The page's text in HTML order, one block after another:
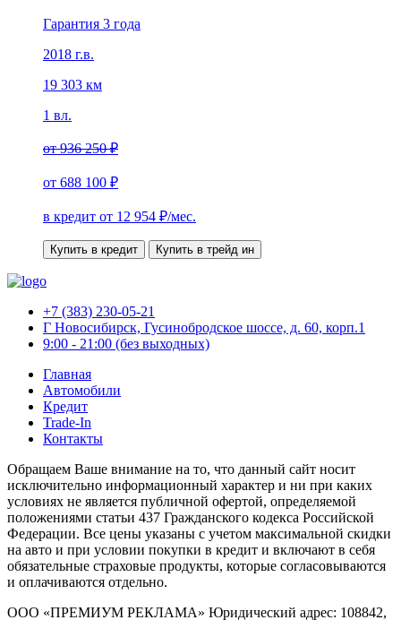
Гарантия 3 года
2018 г.в.
19 303 км
1 вл.
от936 250 ₽
от 688 100 ₽
в кредит от 12 954 ₽/мес.
Купить в кредит Купить в трейд ин
+7 (383) 230-05-21
Г Новосибирск, Гусинобродское шоссе, д. 60, корп.1
9:00 - 21:00 (без выходных)
Главная
Автомобили
Кредит
Trade-In
Контакты
Обращаем Ваше внимание на то, что данный сайт носит
исключительно информационный характер и ни при каких
условиях не является публичной офертой, определяемой
положениями статьи 437 Гражданского кодекса Российской
Федерации. Все цены указаны с учетом максимальной скидки
на авто и при условии покупки в кредит и включают в себя
обязательные страховые продукты, которые согласовываются
и оплачиваются отдельно.
ООО «ПРЕМИУМ РЕКЛАМА» Юридический адрес: 108842,